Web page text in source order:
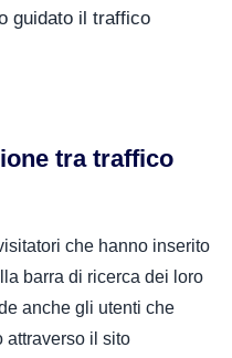
guidato il traffico
tra traffico
che hanno inserito
barra di ricerca dei loro
anche gli utenti che
attraverso il sito